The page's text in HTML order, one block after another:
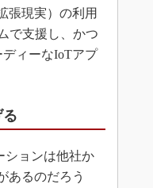
張現実）の利用
で支援し、かつ
ディーなIoTアプ
ションは他社か
あるのだろう